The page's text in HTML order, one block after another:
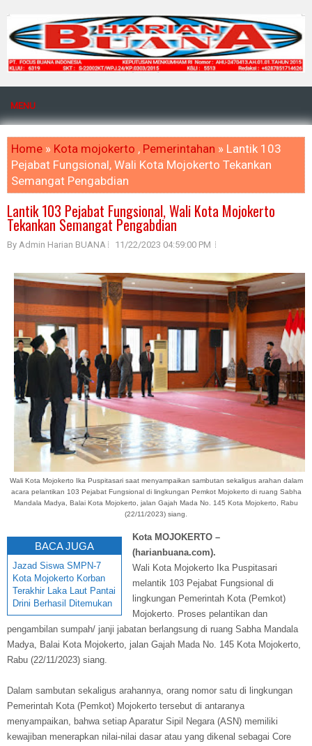
MENU
Home » Kota mojokerto , Pemerintahan » Lantik 103
Pejabat Fungsional, Wali Kota Mojokerto Tekankan
Semangat Pengabdian
Lantik 103 Pejabat Fungsional, Wali Kota Mojokerto
Tekankan Semangat Pengabdian
By Admin Harian BUANA 11/22/2023 04:59:00 PM
Wali Kota Mojokerto Ika Puspitasari saat menyampaikan sambutan sekaligus arahan dalam
acara pelantikan 103 Pejabat Fungsional di lingkungan Pemkot Mojokerto di ruang Sabha
Mandala Madya, Balai Kota Mojokerto, jalan Gajah Mada No. 145 Kota Mojokerto, Rabu
(22/11/2023) siang.
BACA JUGA
Jazad Siswa SMPN-7
Kota Mojokerto Korban
Terakhir Laka Laut Pantai
Drini Berhasil Ditemukan
Kota MOJOKERTO –
(harianbuana.com).
Wali Kota Mojokerto Ika Puspitasari
melantik 103 Pejabat Fungsional di
lingkungan Pemerintah Kota (Pemkot)
Mojokerto. Proses pelantikan dan
pengambilan sumpah/ janji jabatan berlangsung di ruang Sabha Mandala
Madya, Balai Kota Mojokerto, jalan Gajah Mada No. 145 Kota Mojokerto,
Rabu (22/11/2023) siang.
Dalam sambutan sekaligus arahannya, orang nomor satu di lingkungan
Pemerintah Kota (Pemkot) Mojokerto tersebut di antaranya
menyampaikan, bahwa setiap Aparatur Sipil Negara (ASN) memiliki
kewajiban menerapkan nilai-nilai dasar atau yang dikenal sebagai Core